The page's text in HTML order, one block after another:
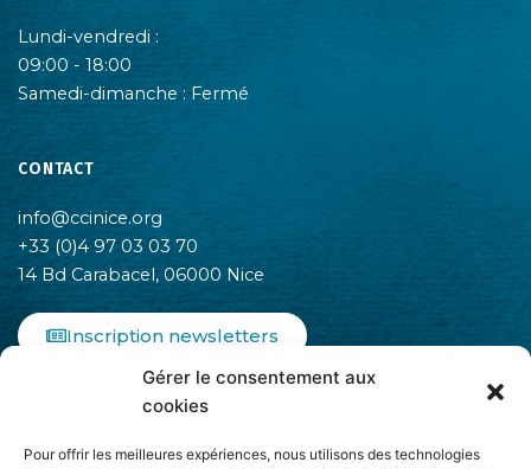
Gérer le consentement aux
cookies
Pour offrir les meilleures expériences, nous utilisons des technologies
Lundi-vendredi :
09:00 - 18:00
Samedi-dimanche : Fermé
CONTACT
info@ccinice.org
+33 (0)4 97 03 03 70
14 Bd Carabacel, 06000 Nice
Inscription newsletters
L
i